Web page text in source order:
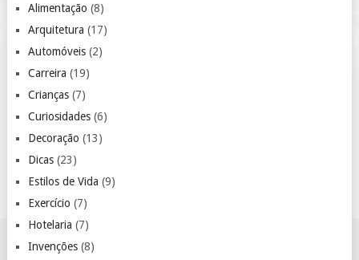
Alimentação (8)
Arquitetura (17)
Automóveis(2)
Carreira (19)
Crianças(7)
Curiosidades(6)
Decoração (13)
Dicas(23)
Estilos de Vida (9)
Exercício (7)
Hotelaria (7)
Invenções(8)